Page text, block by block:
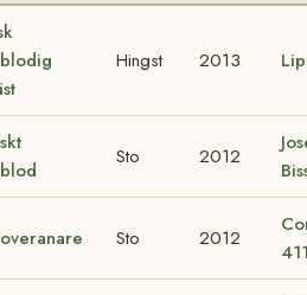
Hingst 2013
Sto 2012
Sto 2012